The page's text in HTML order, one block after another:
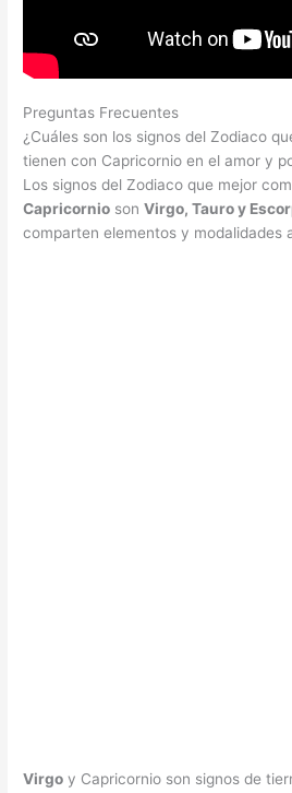
Preguntas Frecuentes
¿Cuáles son los signos del Zodiaco
tienen con Capricornio en el amor y
Los signos del Zodiaco que mejor
Capricornio sonVirgo, Tauro y
comparten elementos y modalidades
Virgo y Capricornio son signos de